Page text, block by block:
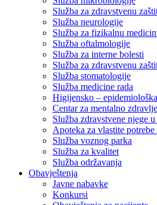
Služba za zdravstvenu
Služba neurologije
Služba za fizikalnu
Služba oftalmologije
Služba za interne bolesti
Služba za zdravstvenu
Služba stomatologije
Služba medicine rada
Higijensko –
Centar za mentalno
Služba zdravstvene njege
Apoteka za vlastite potrebe
Služba voznog parka
Služba za kvalitet
Služba održavanja
Obavještenja
Javne nabavke
Konkursi